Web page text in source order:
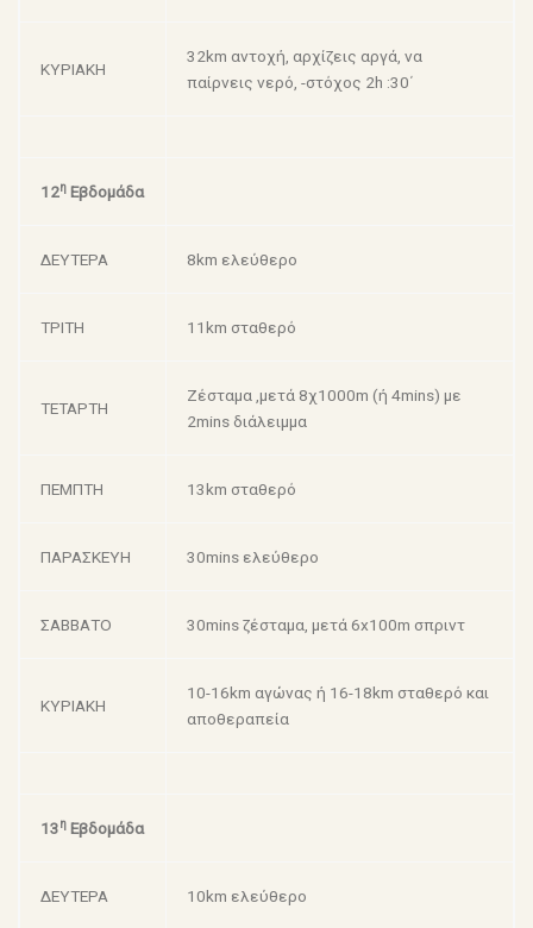
ΚΥΡΙΑΚΗ
32km αντοχή, αρχίζεις αργά, να
παίρνεις νερό, -στόχος 2h :30΄
12η Εβδομάδα
ΔΕΥΤΕΡΑ 8km ελεύθερο
ΤΡΙΤΗ 11km σταθερό
ΤΕΤΑΡΤΗ
Ζέσταμα ,μετά 8χ1000m (ή 4mins) με
2mins διάλειμμα
ΠΕΜΠΤΗ 13km σταθερό
ΠΑΡΑΣΚΕΥΗ 30mins ελεύθερο
ΣΑΒΒΑΤΟ 30mins ζέσταμα, μετά 6x100m σπριντ
ΚΥΡΙΑΚΗ
10-16km αγώνας ή 16-18km σταθερό και
αποθεραπεία
13η Εβδομάδα
ΔΕΥΤΕΡΑ 10km ελεύθερο